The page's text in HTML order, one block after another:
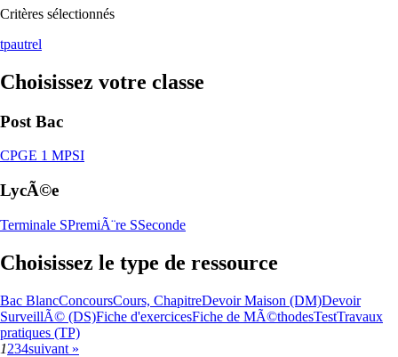
Critères sélectionnés
tpautrel
Choisissez votre classe
Post Bac
CPGE 1 MPSI
LycÃ©e
Terminale SPremiÃ¨re SSeconde
Choisissez le type de ressource
Bac BlancConcoursCours, ChapitreDevoir Maison (DM)Devoir
SurveillÃ© (DS)Fiche d'exercicesFiche de MÃ©thodesTestTravaux
pratiques (TP)
1234suivant »